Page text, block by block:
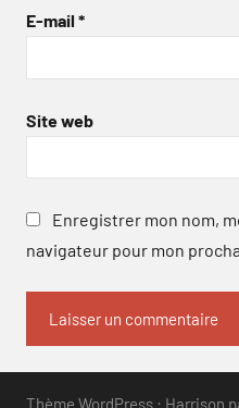
E-mail *
Site web
Enregistrer mon nom,
navigateur pour mon
Thème WordPress : Harrison